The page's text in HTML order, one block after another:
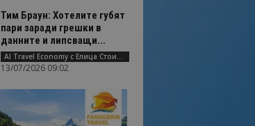
Тим Браун: Хотелите губят
пари заради грешки в
данните и липсващи...
AI Travel Economy с Елица Стоилова
13/07/2026 09:02